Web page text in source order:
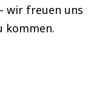
wir freuen uns
kommen.